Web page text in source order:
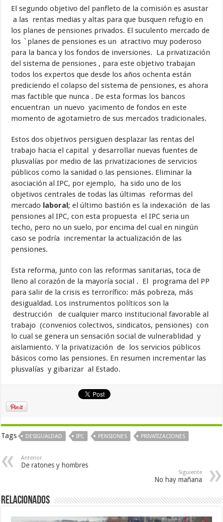
El segundo objetivo del panfleto de la comisión es asustar
a las rentas medias y altas para que busquen refugio en
los planes de pensiones privados. El suculento mercado de
los `planes de pensiones es un atractivo muy poderoso
para la banca y los fondos de inversiones. La privatización
del sistema de pensiones , para este objetivo trabajan
todos los expertos que desde los años ochenta están
prediciendo el colapso del sistema de pensiones, es ahora
mas factible que nunca . De esta formas los bancos
encuentran un nuevo yacimento de fondos en este
momento de agotamietro de sus mercados tradicionales.
Estos dos objetivos persiguen desplazar las rentas del
trabajo hacia el capital y desarrollar nuevas fuentes de
plusvalías por medio de las privatizaciones de servicios
públicos como la sanidad o las pensiones. Eliminar la
asociación al IPC, por ejemplo, ha sido uno de los
objetivos centrales de todas las últimas reformas del
mercado laboral; el último bastión es la indexación de las
pensiones al IPC, con esta propuesta el IPC seria un
techo, pero no un suelo, por encima del cual en ningún
caso se podría incrementar la actualización de las
pensiones.
Esta reforma, junto con las reformas sanitarias, toca de
lleno al corazón de la mayoría social . El programa del PP
para salir de la crisis es terrorífico: más pobreza, más
desigualdad. Los instrumentos políticos son la
destrucción de cualquier marco institucional favorable al
trabajo (convenios colectivos, sindicatos, pensiones) con
lo cual se genera un sensación social de vulnerablidad y
aislamiento. Y la privatización de los servicios públicos
básicos como las pensiones. En resumen incrementar las
plusvalías y gibarizar al Estado.
Tags DESIGUALDAD IPC PENSIONES PRIVATIZACIONES
Anterior
De ratones y hombres
Siguiente
No hay mañana
Relacionados